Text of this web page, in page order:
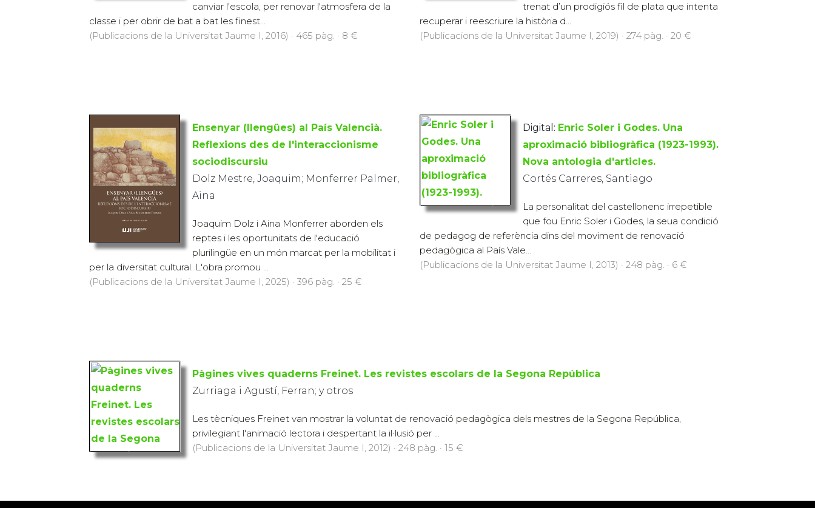
canviar l'escola, per renovar l'atmosfera de la
classe i per obrir de bat a bat les finest...
(Publicacions de la Universitat Jaume I, 2016) · 465 pàg. · 8 €
trenat d’un prodigiós fil de plata que intenta
recuperar i reescriure la història d...
(Publicacions de la Universitat Jaume I, 2019) · 274 pàg. · 20 €
Ensenyar (llengües) al País Valencià.
Reflexions des de l'interaccionisme
sociodiscursiu
Dolz Mestre, Joaquim; Monferrer Palmer,
Aina
Joaquim Dolz i Aina Monferrer aborden els
reptes i les oportunitats de l'educació
plurilingüe en un món marcat per la mobilitat i
per la diversitat cultural. L'obra promou ...
(Publicacions de la Universitat Jaume I, 2025) · 396 pàg. · 25 €
Digital: Enric Soler i Godes. Una
aproximació bibliogràfica (1923-1993).
Nova antologia d'articles.
Cortés Carreres, Santiago
La personalitat del castellonenc irrepetible
que fou Enric Soler i Godes, la seua condició
de pedagog de referència dins del moviment de renovació
pedagògica al País Vale...
(Publicacions de la Universitat Jaume I, 2013) · 248 pàg. · 6 €
Pàgines vives quaderns Freinet. Les revistes escolars de la Segona República
Zurriaga i Agustí, Ferran; y otros
Les tècniques Freinet van mostrar la voluntat de renovació pedagògica dels mestres de la Segona República,
privilegiant l'animació lectora i despertant la il·lusió per ...
(Publicacions de la Universitat Jaume I, 2012) · 248 pàg. · 15 €